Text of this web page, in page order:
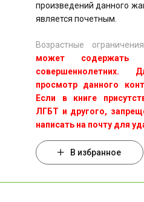
произведений данного
является почетным.
Возрастные
может содержать
совершеннолетних.
просмотр данного
Если в книге
ЛГБТ и другого,
написать на почту для
В избранное